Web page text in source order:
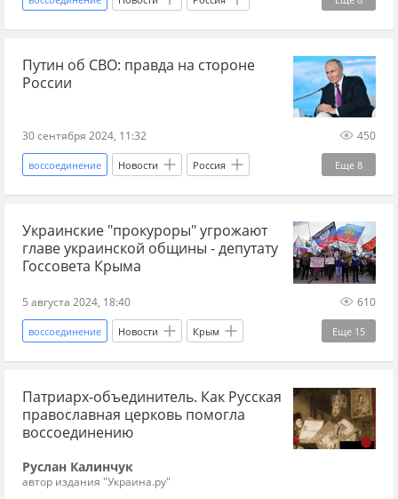
Луганская Народная Республика
Херсонская область Александр Бастрыкин
Донецкая Народная Республика СВО
Путин об СВО: правда на стороне
России
30 сентября 2024, 11:32 450
Еще 8
воссоединение Новости Россия
Херсонская область Донбасс
Владимир Путин Новые регионы ДНР
ЛНР СВО Спецоперация
Украинские "прокуроры" угрожают
главе украинской общины - депутату
Госсовета Крыма
5 августа 2024, 18:40 610
Еще 15
воссоединение Новости Крым
Украина Киев СБУ Новые регионы
Крымская весна
Референдум о статусе Крыма (2014)
журналисты гражданские свободы
Патриарх-объединитель. Как Русская
православная церковь помогла
воссоединению
Руслан Калинчук
автор издания "Украина.ру"